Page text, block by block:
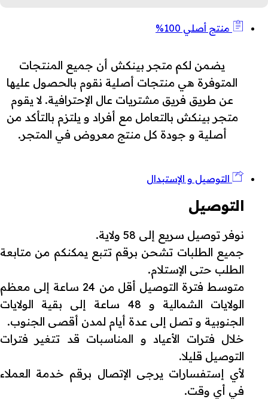
منتج أصلي 100%
يضمن لكم متجر بينكش أن جميع المنتجات
المتوفرة هي منتجات أصلية نقوم بالحصول عليها
عن طريق فريق مشتريات عال الإحترافية. لا يقوم
متجر بينكش بالتعامل مع أفراد و يلتزم بالتأكد من
أصلية و جودة كل منتج معروض في المتجر.
التوصيل و الإستبدال
التوصيل
نوفر توصيل سريع إلى 58 ولاية.
جميع الطلبات تشحن برقم تتبع يمكنكم من متابعة
الطلب حتى الإستلام.
متوسط فترة التوصيل أقل من 24 ساعة إلى معظم
الولايات الشمالية و 48 ساعة إلى بقية الولايات
الجنوبية و تصل إلى عدة أيام لمدن أقصى الجنوب.
خلال فترات الأعياد و المناسبات قد تتغير فترات
التوصيل قليلا.
لأي إستفسارات يرجى الإتصال برقم خدمة العملاء
في أي وقت.